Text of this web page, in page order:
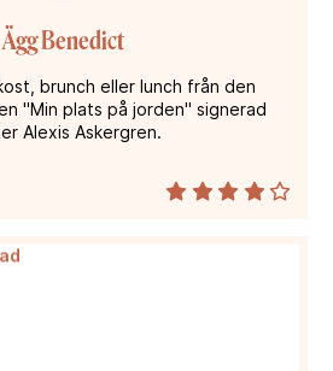
Ägg Benedict
brunch eller lunch från den
"Min plats på jorden" signerad
Alexis Askergren.